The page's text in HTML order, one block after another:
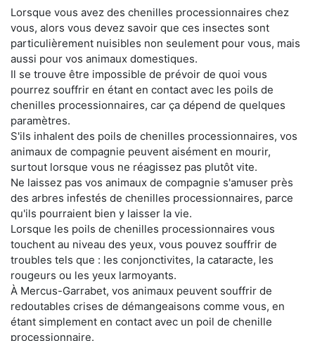
Lorsque vous avez des chenilles processionnaires chez
vous, alors vous devez savoir que ces insectes sont
particulièrement nuisibles non seulement pour vous, mais
aussi pour vos animaux domestiques.
Il se trouve être impossible de prévoir de quoi vous
pourrez souffrir en étant en contact avec les poils de
chenilles processionnaires, car ça dépend de quelques
paramètres.
S'ils inhalent des poils de chenilles processionnaires, vos
animaux de compagnie peuvent aisément en mourir,
surtout lorsque vous ne réagissez pas plutôt vite.
Ne laissez pas vos animaux de compagnie s'amuser près
des arbres infestés de chenilles processionnaires, parce
qu'ils pourraient bien y laisser la vie.
Lorsque les poils de chenilles processionnaires vous
touchent au niveau des yeux, vous pouvez souffrir de
troubles tels que : les conjonctivites, la cataracte, les
rougeurs ou les yeux larmoyants.
À Mercus-Garrabet, vos animaux peuvent souffrir de
redoutables crises de démangeaisons comme vous, en
étant simplement en contact avec un poil de chenille
processionnaire.